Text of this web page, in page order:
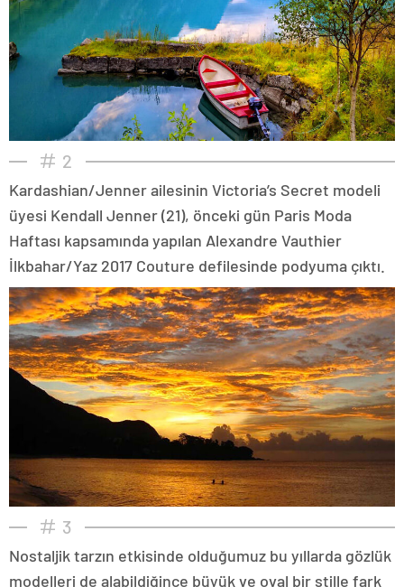
2
Kardashian/Jenner ailesinin Victoria’s Secret modeli
üyesi Kendall Jenner (21), önceki gün Paris Moda
Haftası kapsamında yapılan Alexandre Vauthier
İlkbahar/Yaz 2017 Couture defilesinde podyuma çıktı.
3
Nostaljik tarzın etkisinde olduğumuz bu yıllarda gözlük
modelleri de alabildiğince büyük ve oval bir stille fark